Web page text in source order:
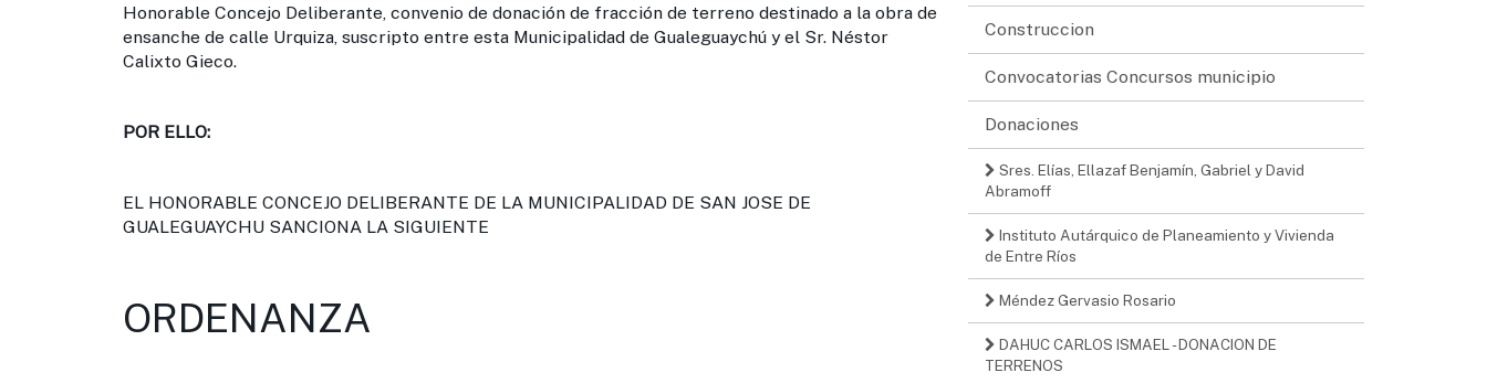
Honorable Concejo Deliberante, convenio de donación de fracción de terreno destinado a la obra de
ensanche de calle Urquiza, suscripto entre esta Municipalidad de Gualeguaychú y el Sr. Néstor
Calixto Gieco.
POR ELLO:
EL HONORABLE CONCEJO DELIBERANTE DE LA MUNICIPALIDAD DE SAN JOSE DE
GUALEGUAYCHU SANCIONA LA SIGUIENTE
ORDENANZA
Construccion
Convocatorias Concursos municipio
Donaciones
Sres. Elías, Ellazaf Benjamín, Gabriel y David
Abramoff
Instituto Autárquico de Planeamiento y Vivienda
de Entre Ríos
Méndez Gervasio Rosario
DAHUC CARLOS ISMAEL - DONACION DE
TERRENOS